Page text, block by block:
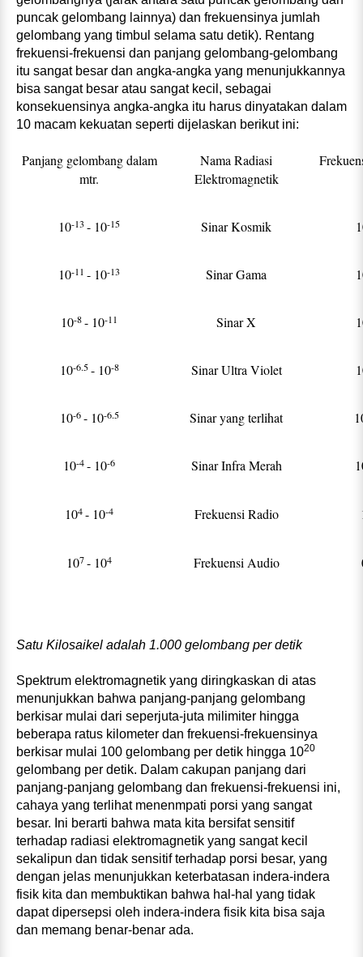
puncak gelombang lainnya) dan frekuensinya jumlah
gelombang yang timbul selama satu detik). Rentang
frekuensi‑frekuensi dan panjang gelombang‑gelombang
itu sangat besar dan angka‑angka yang menunjukkannya
bisa sangat besar atau sangat kecil, sebagai
konsekuensinya angka‑angka itu harus dinyatakan dalam
10 macam kekuatan seperti dijelaskan berikut ini:
Panjang gelombang dalam
mtr.
Nama Radiasi
Elektromagnetik
10-13- 10-15 Sinar Kosmik
10-11 - 10-13 Sinar Gama
10-8- 10-11 Sinar X
10-6.5- 10-8 Sinar Ultra Violet
10-6- 10-6.5 Sinar yang terlihat
10-4- 10-6 Sinar Infra Merah
104- 10-4 Frekuensi Radio
107- 104 Frekuensi Audio
Satu Kilosaikel adalah 1.000 gelombang per detik
Spektrum elektromagnetik yang diringkaskan di atas
menunjukkan bahwa panjang-panjang gelombang
berkisar mulai dari seperjuta-juta milimiter hingga
beberapa ratus kilometer dan frekuensi-frekuensinya
berkisar mulai 100 gelombang per detik hingga 1020
gelombang per detik. Dalam cakupan panjang dari
panjang-panjang gelombang dan frekuensi-frekuensi ini,
cahaya yang terlihat menenmpati porsi yang sangat
besar. Ini berarti bahwa mata kita bersifat sensitif
terhadap radiasi elektromagnetik yang sangat kecil
sekalipun dan tidak sensitif terhadap porsi besar, yang
dengan jelas menunjukkan keterbatasan indera‑indera
fisik kita dan membuktikan bahwa hal‑hal yang tidak
dapat dipersepsi oleh indera‑indera fisik kita bisa saja
dan memang benar‑benar ada.